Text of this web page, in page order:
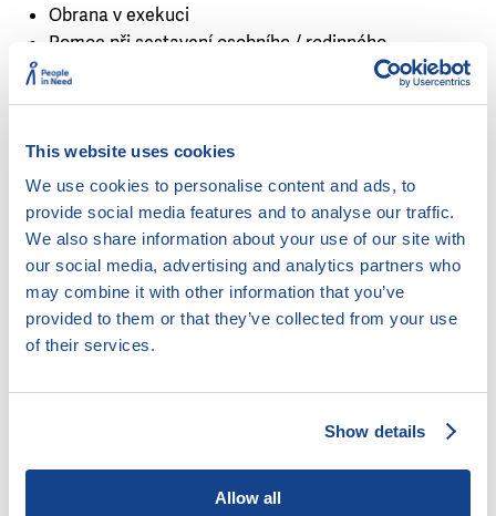
This website uses cookies
We use cookies to personalise content and ads, to
provide social media features and to analyse our traffic.
We also share information about your use of our site with
our social media, advertising and analytics partners who
may combine it with other information that you’ve
provided to them or that they’ve collected from your use
of their services.
Show details
Allow all
Obrana v exekuci
Pomoc při sestavení osobního / rodinného
rozpočtu
Poskytování kurzů finanční gramotnosti
Psaní návrhů, vyjádření odvolání či opravných
prostředků k soudu
Řešení spotřebitelských sporů
Vymáhání dlužného výživného
Zastupování u soudu
Cílová skupina:
Kdokoli potřebuje pomoci
Lidé s drogovou, kriminální minulostí či lidé bez
Lidé, kteří aktivně a samostatně spolupracují